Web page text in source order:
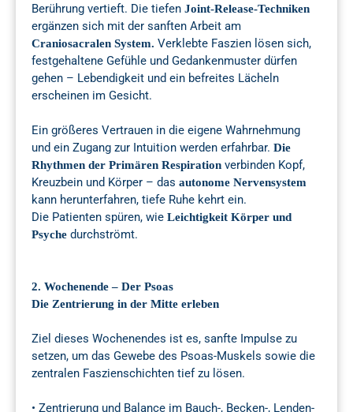
Berührung vertieft. Die tiefen Joint-Release-Techniken
ergänzen sich mit der sanften Arbeit am
Craniosacralen System. Verklebte Faszien lösen sich,
festgehaltene Gefühle und Gedankenmuster dürfen
gehen – Lebendigkeit und ein befreites Lächeln
erscheinen im Gesicht.
Ein größeres Vertrauen in die eigene Wahrnehmung
und ein Zugang zur Intuition werden erfahrbar. Die
Rhythmen der Primären Respiration verbinden Kopf,
Kreuzbein und Körper – das autonome Nervensystem
kann herunterfahren, tiefe Ruhe kehrt ein.
Die Patienten spüren, wie Leichtigkeit Körper und
Psyche durchströmt.
2. Wochenende – Der Psoas
Die Zentrierung in der Mitte erleben
Ziel dieses Wochenendes ist es, sanfte Impulse zu
setzen, um das Gewebe des Psoas-Muskels sowie die
zentralen Faszienschichten tief zu lösen.
• Zentrierung und Balance im Bauch-, Becken-, Lenden-